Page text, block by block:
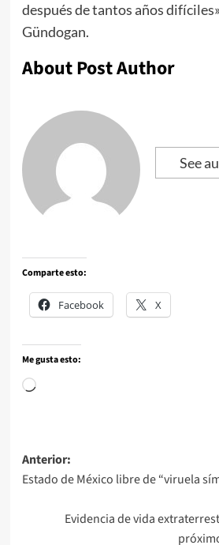
después de tantos años
Gündogan.
About Post Author
See
Comparte esto:
Facebook X
Me gusta esto:
Anterior:
Estado de México libre de “viruela
Evidencia de vida